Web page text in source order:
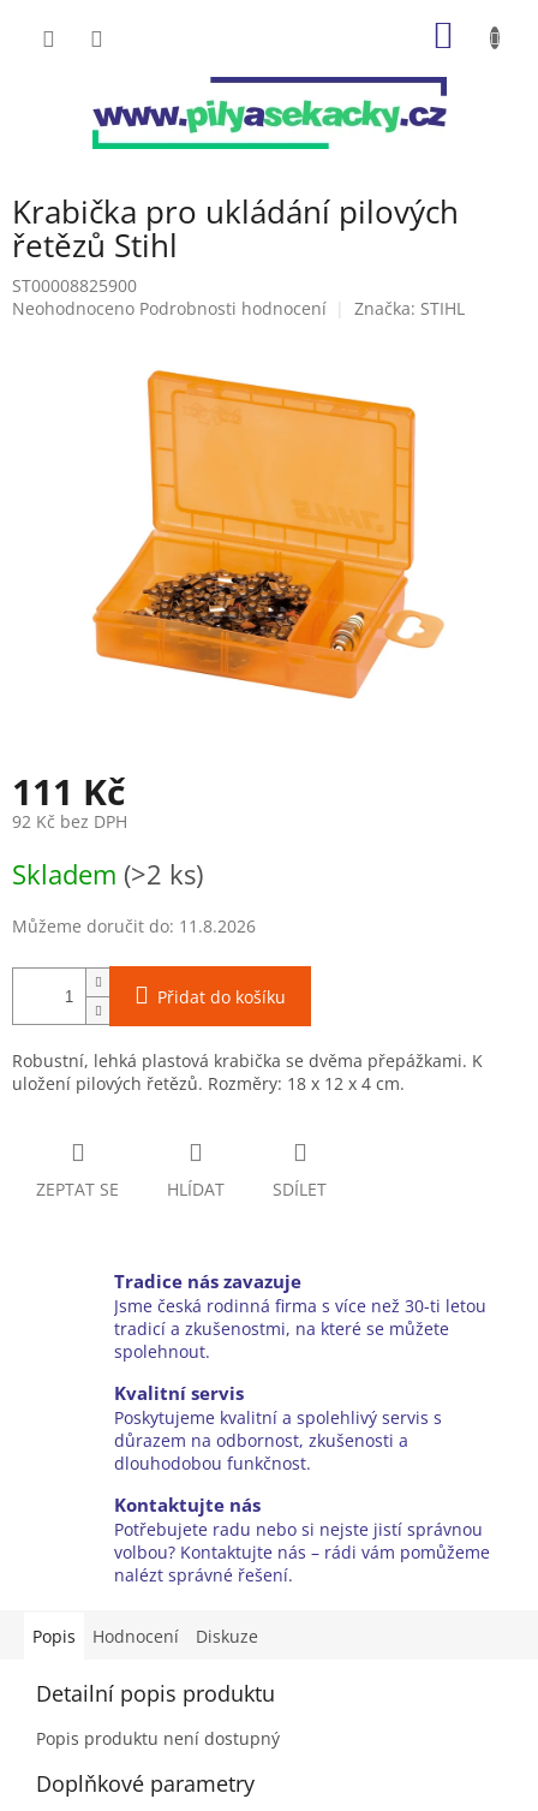
Krabička pro ukládání pilových
řetězů Stihl
ST00008825900
Průměrné
Neohodnoceno Podrobnosti hodnocení Značka: STIHL
111 Kč
92 Kč bez DPH
cena:
Skladem (>2 ks)
Můžeme doručit do: 11.8.2026
Přidat do košíku
Robustní, lehká plastová krabička se dvěma přepážkami. K
uložení pilových řetězů. Rozměry: 18 x 12 x 4 cm.
ZEPTAT SE HLÍDAT SDÍLET
Tradice nás zavazuje
Jsme česká rodinná firma s více než 30-ti letou
tradicí a zkušenostmi, na které se můžete
spolehnout.
Kvalitní servis
Poskytujeme kvalitní a spolehlivý servis s
důrazem na odbornost, zkušenosti a
dlouhodobou funkčnost.
Kontaktujte nás
Potřebujete radu nebo si nejste jistí správnou
volbou? Kontaktujte nás – rádi vám pomůžeme
nalézt správné řešení.
Popis Hodnocení Diskuze
Detailní popis produktu
Popis produktu není dostupný
Doplňkové parametry